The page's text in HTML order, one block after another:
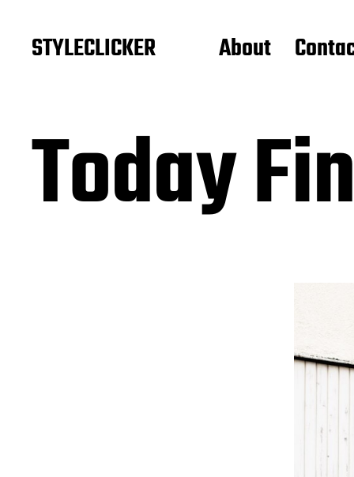
STYLECLICKER About
Today